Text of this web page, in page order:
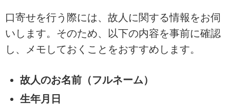
口寄せを行う際には、故人に関する情報をお伺
いします。そのため、以下の内容を事前に確認
し、メモしておくことをおすすめします。
故人のお名前（フルネーム）
生年月日